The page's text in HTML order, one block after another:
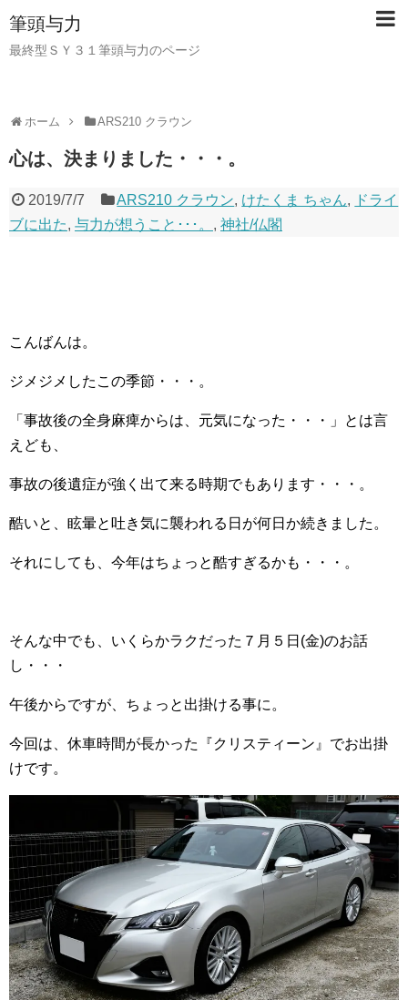
筆頭与力
最終型ＳＹ３１筆頭与力のページ
ホーム ARS210 クラウン
心は、決まりました・・・。
2019/7/7 ARS210 クラウン, けたくま ちゃん, ドライ
ブに出た, 与力が想うこと･･･。 , 神社/仏閣
こんばんは。
ジメジメしたこの季節・・・。
「事故後の全身麻痺からは、元気になった・・・」とは言
えども、
事故の後遺症が強く出て来る時期でもあります・・・。
酷いと、眩暈と吐き気に襲われる日が何日か続きました。
それにしても、今年はちょっと酷すぎるかも・・・。
そんな中でも、いくらかラクだった７月５日(金)のお話
し・・・
午後からですが、ちょっと出掛ける事に。
今回は、休車時間が長かった『クリスティーン』でお出掛
けです。